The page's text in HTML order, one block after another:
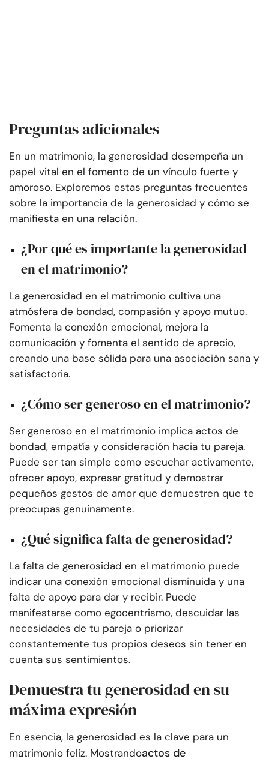
Preguntas adicionales
En un matrimonio, la generosidad desempeña un
papel vital en el fomento de un vínculo fuerte y
amoroso. Exploremos estas preguntas frecuentes
sobre la importancia de la generosidad y cómo se
manifiesta en una relación.
¿Por qué es importante la generosidad
en el matrimonio?
La generosidad en el matrimonio cultiva una
atmósfera de bondad, compasión y apoyo mutuo.
Fomenta la conexión emocional, mejora la
comunicación y fomenta el sentido de aprecio,
creando una base sólida para una asociación sana y
satisfactoria.
¿Cómo ser generoso en el matrimonio?
Ser generoso en el matrimonio implica actos de
bondad, empatía y consideración hacia tu pareja.
Puede ser tan simple como escuchar activamente,
ofrecer apoyo, expresar gratitud y demostrar
pequeños gestos de amor que demuestren que te
preocupas genuinamente.
¿Qué significa falta de generosidad?
La falta de generosidad en el matrimonio puede
indicar una conexión emocional disminuida y una
falta de apoyo para dar y recibir. Puede
manifestarse como egocentrismo, descuidar las
necesidades de tu pareja o priorizar
constantemente tus propios deseos sin tener en
cuenta sus sentimientos.
Demuestra tu generosidad en su
máxima expresión
En esencia, la generosidad es la clave para un
matrimonio feliz. Mostrandoactos de